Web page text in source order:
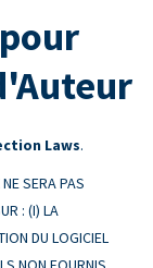
Laws.
SERA PAS
: (I) LA
DU LOGICIEL